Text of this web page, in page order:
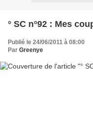
° SC n°92 : Mes
Publié le 24/06/2011 à 08:00
Par Greenye